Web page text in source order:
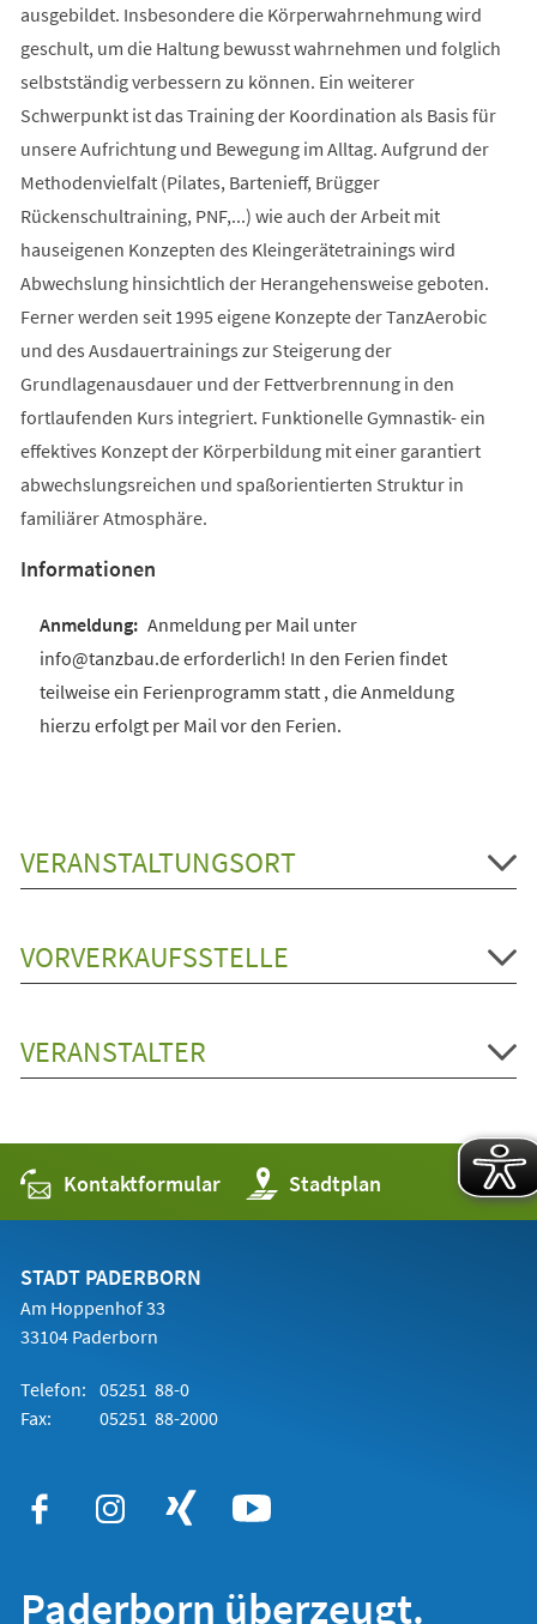
ausgebildet. Insbesondere die Körperwahrnehmung wird
geschult, um die Haltung bewusst wahrnehmen und folglich
selbstständig verbessern zu können. Ein weiterer
Schwerpunkt ist das Training der Koordination als Basis für
unsere Aufrichtung und Bewegung im Alltag. Aufgrund der
Methodenvielfalt (Pilates, Bartenieff, Brügger
Rückenschultraining, PNF,...) wie auch der Arbeit mit
hauseigenen Konzepten des Kleingerätetrainings wird
Abwechslung hinsichtlich der Herangehensweise geboten.
Ferner werden seit 1995 eigene Konzepte der TanzAerobic
und des Ausdauertrainings zur Steigerung der
Grundlagenausdauer und der Fettverbrennung in den
fortlaufenden Kurs integriert. Funktionelle Gymnastik- ein
effektives Konzept der Körperbildung mit einer garantiert
abwechslungsreichen und spaßorientierten Struktur in
familiärer Atmosphäre.
Informationen
Anmeldung per Mail unter
info@tanzbau.de erforderlich! In den Ferien findet
teilweise ein Ferienprogramm statt , die Anmeldung
hierzu erfolgt per Mail vor den Ferien.
VERANSTALTUNGSORT
VORVERKAUFSSTELLE
VERANSTALTER
Kontaktformular Stadtplan
(Öffnet
in
einem
STADT PADERBORN
Am Hoppenhof 33
33104 Paderborn
Telefon: 05251 88-0
Fax:
05251 88-2000
Paderborn überzeugt.